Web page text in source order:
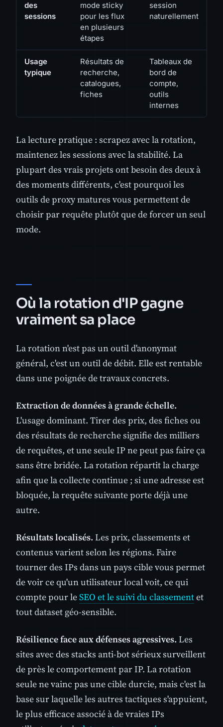
des
sessions
mode sticky
pour les flux
en plusieurs
étapes
session
naturellement
Usage
typique
Résultats de
recherche,
catalogues,
fiches
Tableaux de
bord de
compte,
outils
internes
La lecture pratique : scrapez avec la rotation,
maintenez les sessions avec la stabilité. La
plupart des vrais projets ont besoin des deux à
des moments différents, c'est pourquoi les
outils de proxy matures vous permettent de
choisir par requête plutôt que de forcer un seul
mode.
Où la rotation d'IP gagne
vraiment sa place
La rotation n'est pas un outil d'anonymat
général, c'est un outil de débit. Elle est rentable
dans une poignée de travaux concrets.
Extraction de données à grande échelle.
L'usage dominant. Tirer des prix, des fiches ou
des résultats de recherche signifie des milliers
de requêtes, et une seule IP ne peut pas faire ça
sans être bridée. La rotation répartit la charge
afin que la collecte continue ; si une adresse est
bloquée, la requête suivante porte déjà une
autre.
Résultats localisés. Les prix, classements et
contenus varient selon les régions. Faire
tourner des IPs dans un pays cible vous permet
de voir ce qu'un utilisateur local voit, ce qui
compte pour leSEO et le suivi du classementet
tout dataset géo-sensible.
Résilience face aux défenses agressives. Les
sites avec des stacks anti-bot sérieux surveillent
de près le comportement par IP. La rotation
seule ne vainc pas une cible durcie, mais c'est la
base sur laquelle les autres tactiques s'appuient,
le plus efficace associé à de vraies IPs